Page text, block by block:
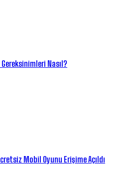
Nasıl?
Mobil Oyunu Erişime Açıldı